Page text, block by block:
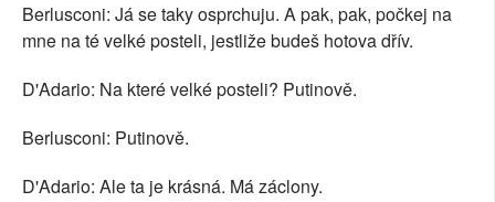
Berlusconi: Já se taky osprchuju. A pak, pak, počkej na
mne na té velké posteli, jestliže budeš hotova dřív.
D'Adario: Na které velké posteli? Putinově.
Berlusconi: Putinově.
D'Adario: Ale ta je krásná. Má záclony.